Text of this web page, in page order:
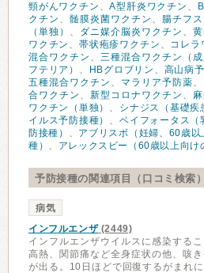
頸がんワクチン 、A型肝炎ワクチン 、
クチン 、 髄膜炎菌ワクチン 、 腸チフ
（単独） 、 ダニ媒介脳炎ワクチン 、
ワクチン 、帯状疱疹ワクチン 、 コレラ
混合ワクチン 、 三種混合ワクチン（
フテリア） 、 HBグロブリン 、 高山病
五種混合ワクチン 、 マラリア予防薬、
合ワクチン 、 新型コロナワクチン 、
ワクチン（単独） 、 シナジス（基礎疾
イルス予防接種） 、ベイフォータス（
防接種） 、 アブリスボ（妊婦、60歳
種） 、 アレックスビー（60歳以上向け
予防接種の関連項目（口コミ検索）
病気
インフルエンザ(2449)
インフルエンザウイルスに感染する
高熱、関節痛など全身症状の他、咳
が出る。10日ほどで回復するがまれ